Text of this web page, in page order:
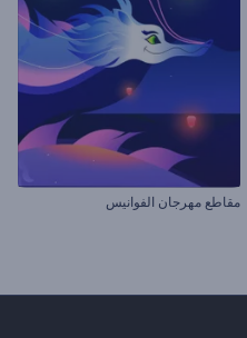
مقاطع مهرجان الفوانيس